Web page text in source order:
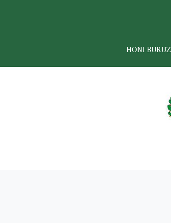
HONI BURUZ